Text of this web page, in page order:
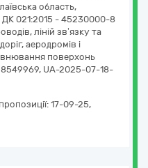
область,
ДК 021:2015 - 45230000-8
ліній зв’язку та
аеродромів і
поверхонь
UA-2025-07-18-
17-09-25,